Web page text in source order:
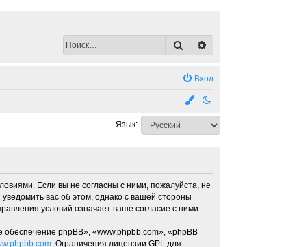
Поиск
Вход
Язык:
Если вы не согласны с ними, пожалуйста, не
вас об этом, однако с вашей стороны
условий означает ваше согласие с ними.
phpBB», «www.phpbb.com», «phpBB
. Ограничения лицензии GPL для